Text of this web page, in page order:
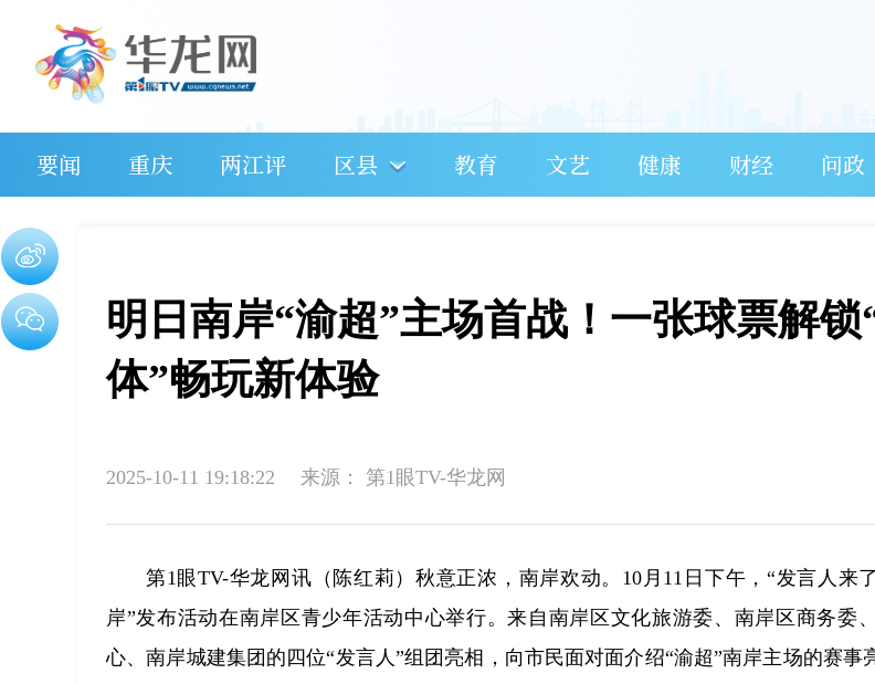
要闻 重庆 两江评 区县 教育 文艺 健康 财经 问政
明日南岸“渝超”主场首战！一张球票解锁
体”畅玩新体验
2025-10-11 19:18:22 来源： 第1眼TV-华龙网
第1眼TV-华龙网讯（陈红莉）秋意正浓，南岸欢动。10月11日下午，“发言人
岸”发布活动在南岸区青少年活动中心举行。来自南岸区文化旅游委、南岸区商务委
心、南岸城建集团的四位“发言人”组团亮相，向市民面对面介绍“渝超”南岸主场的赛事